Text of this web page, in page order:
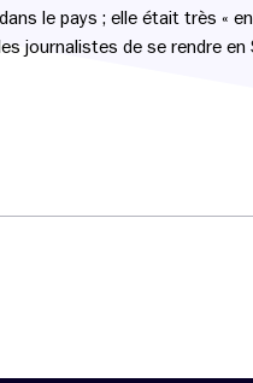
le pays ; elle était très «
journalistes de se rendre